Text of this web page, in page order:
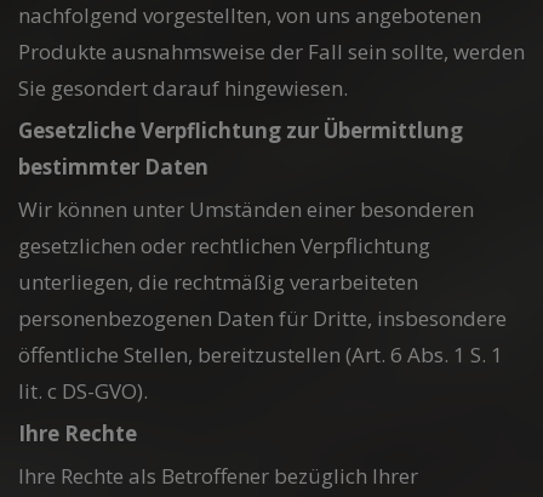
nachfolgend vorgestellten, von uns angebotenen
Produkte ausnahmsweise der Fall sein sollte, werden
Sie gesondert darauf hingewiesen.
Gesetzliche Verpflichtung zur Übermittlung
bestimmter Daten
Wir können unter Umständen einer besonderen
gesetzlichen oder rechtlichen Verpflichtung
unterliegen, die rechtmäßig verarbeiteten
personenbezogenen Daten für Dritte, insbesondere
öffentliche Stellen, bereitzustellen (Art. 6 Abs. 1 S. 1
lit. c DS-GVO).
Ihre Rechte
Ihre Rechte als Betroffener bezüglich Ihrer